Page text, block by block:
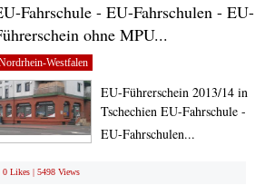
Fahrschule - EU-Fahrschulen - EU-
ohne MPU...
Westfalen
EU-Führerschein 2013/14 in
Tschechien EU-Fahrschule -
EU-Fahrschulen...
0 Likes | 5498 Views